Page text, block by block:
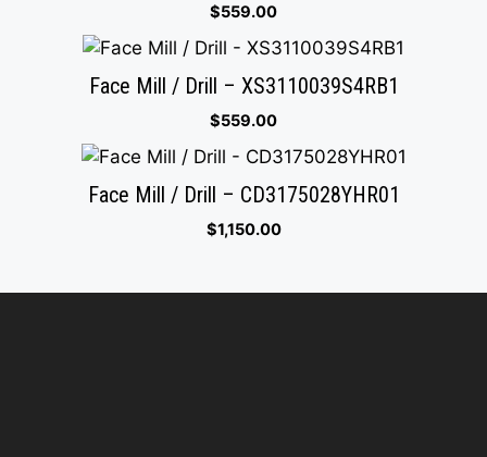
$559.00
Face Mill / Drill – XS3110039S4RB1
$559.00
Face Mill / Drill – CD3175028YHR01
$1,150.00